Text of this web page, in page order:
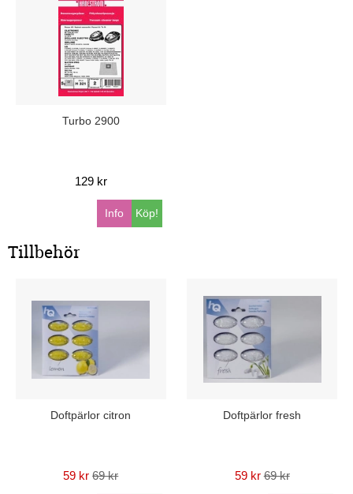
Turbo 2900
129 kr
Köp!
Info
Tillbehör
Doftpärlor citron
59 kr 69 kr
Doftpärlor fresh
59 kr 69 kr